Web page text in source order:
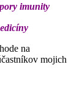
imunity
na
mojich